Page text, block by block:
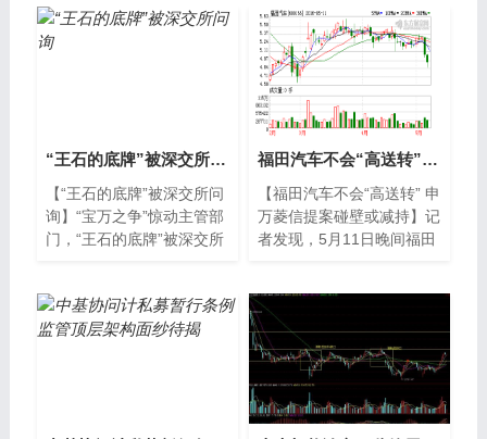
年第三季度，万
基金总计只有20
“王石的底牌”被深交所问询
【“王石的底牌”被深交所问
询】“宝万之争”惊动主管部
门，“王石的底牌”被深交所
门。...
福田汽车不会“高送转” 申万菱信提案碰壁或减持
【福田汽车不会“高送转” 申
万菱信提案碰壁或减持】记
者发现，5月11日晚间福田
司，合计持股3